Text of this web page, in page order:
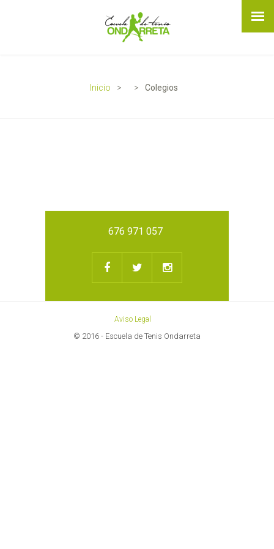
Inicio Colegios
676 971 057
Aviso Legal
© 2016 - Escuela de Tenis Ondarreta